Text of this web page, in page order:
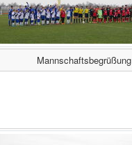
Mannschaftsbegrüßung